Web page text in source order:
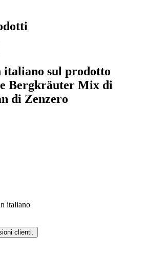
italiano sul prodotto
Bergkräuter Mix di
di Zenzero
italiano
clienti.